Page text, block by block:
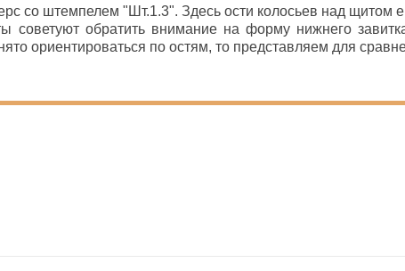
со штемпелем "Шт.1.3". Здесь ости колосьев над щитом
советуют обратить внимание на форму нижнего
ориентироваться по остям, то представляем для